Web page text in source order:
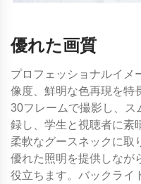
優れた画質
プロフェッショナルイメ
像度、鮮明な色再現を特
30フレームで撮影し、ス
録し、学生と視聴者に素
柔軟なグースネックに取
優れた照明を提供しなが
役立ちます。バックライ